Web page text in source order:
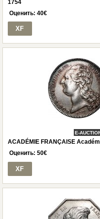
1754
Оценить: 40€
XF
E-
ACADÉMIE FRANÇAISE
Оценить: 50€
XF